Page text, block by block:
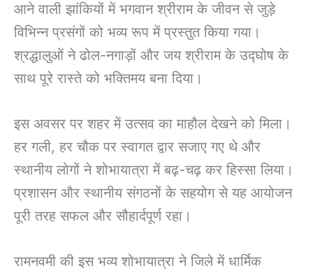
आने वाली झांकियों में भगवान श्रीराम के जीवन से जुड़े
विभिन्न प्रसंगों को भव्य रूप में प्रस्तुत किया गया।
श्रद्धालुओं ने ढोल-नगाड़ों और जय श्रीराम के उद्घोष के
साथ पूरे रास्ते को भक्तिमय बना दिया।
इस अवसर पर शहर में उत्सव का माहौल देखने को मिला।
हर गली, हर चौक पर स्वागत द्वार सजाए गए थे और
स्थानीय लोगों ने शोभायात्रा में बढ़-चढ़ कर हिस्सा लिया।
प्रशासन और स्थानीय संगठनों के सहयोग से यह आयोजन
पूरी तरह सफल और सौहार्दपूर्ण रहा।
रामनवमी की इस भव्य शोभायात्रा ने जिले में धार्मिक